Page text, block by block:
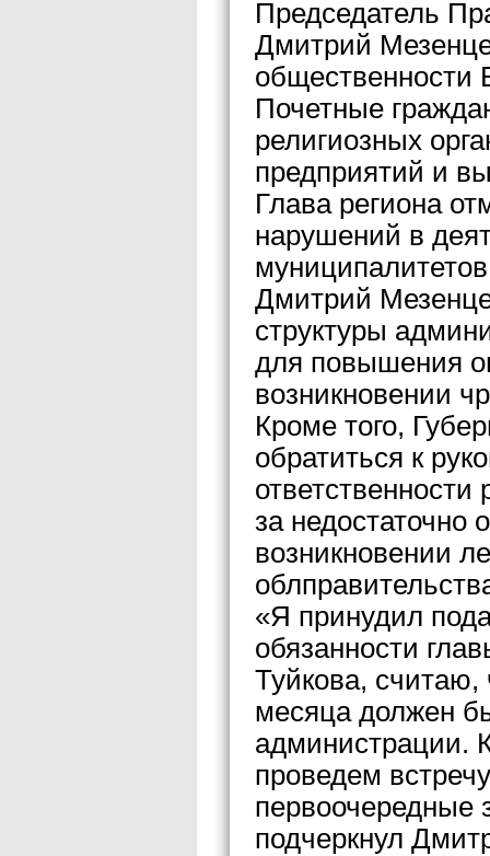
Председатель
Дмитрий
общественности
Почетные
религиозных
предприятий и
Глава региона
нарушений в
Дмитрий
структуры
для повышения
возникновении
Кроме того,
обратиться к
за недостаточно
возникновении
«Я принудил
обязанности
Туйкова, считаю,
месяца должен
администрации.
проведем
первоочередные
подчеркнул